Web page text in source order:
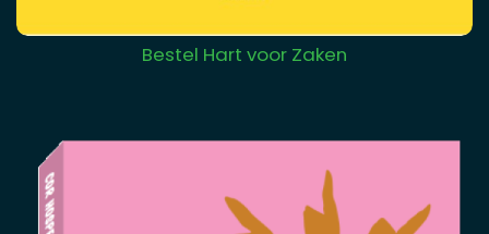
Bestel Hart voor Zaken